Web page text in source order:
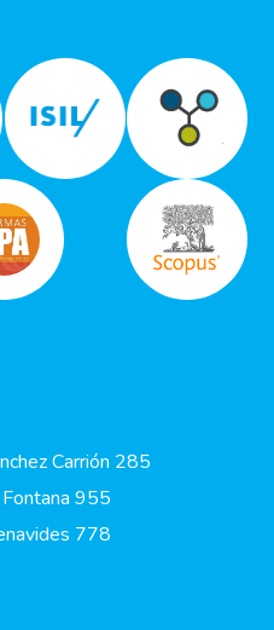
Carrión 285
955
778